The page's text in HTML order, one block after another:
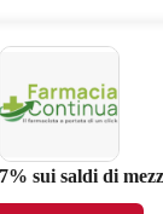
sui saldi di